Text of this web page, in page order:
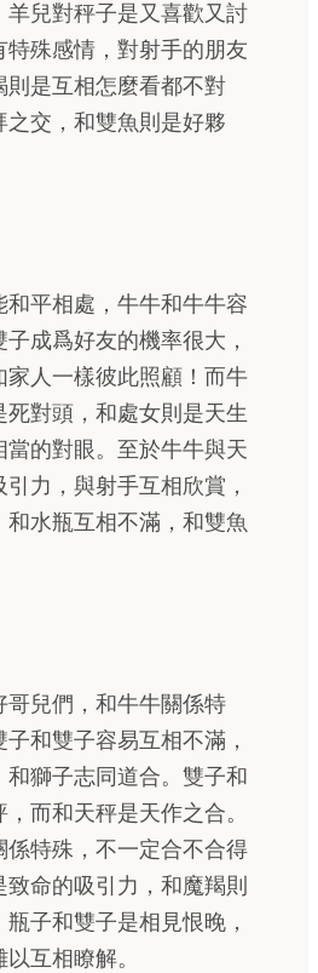
羊兒對秤子是又喜歡又討
特殊感情，對射手的朋友
則是互相怎麼看都不對
之交，和雙魚則是好夥
平相處，牛牛和牛牛容
成爲好友的機率很大，
家人一樣彼此照顧！而牛
對頭，和處女則是天生
的對眼。至於牛牛與天
力，與射手互相欣賞，
水瓶互相不滿，和雙魚
哥兒們，和牛牛關係特
和雙子容易互相不滿，
獅子志同道合。雙子和
而和天秤是天作之合。
係特殊，不一定合不合得
命的吸引力，和魔羯則
子和雙子是相見恨晚，
互相瞭解。